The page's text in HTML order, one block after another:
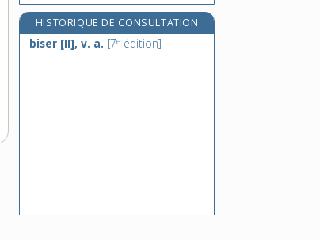
HISTORIQUE DE CONSULTATION
biser [II], v. a. [7e édition]